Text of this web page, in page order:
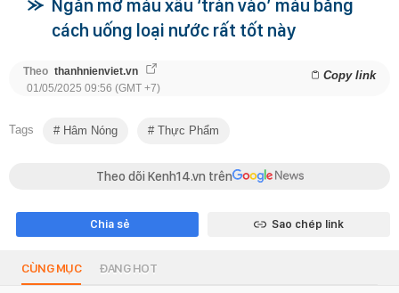
Ngăn mỡ máu xấu ‘tràn vào’ máu bằng
cách uống loại nước rất tốt này
Theo thanhnienviet.vn Copy link
01/05/2025 09:56 (GMT +7)
Tags Hâm Nóng Thực Phẩm
Theo dõi Kenh14.vn trên
Chia sẻ Sao chép link
CÙNG MỤC ĐANG HOT